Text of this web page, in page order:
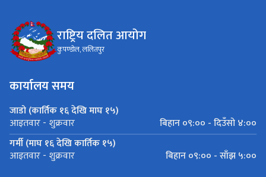
राष्ट्रिय दलित आयोग
कुपण्डोल, ललितपुर
कार्यालय समय
जाडो (कार्तिक १६ देखि माघ १५)
आइतवार - शुक्रवार
बिहान ०९:०० - दिउँसो ४:००
गर्मी (माघ १६ देखि कार्तिक १५)
आइतवार - शुक्रवार बिहान ०९:०० - साँझ ५:००